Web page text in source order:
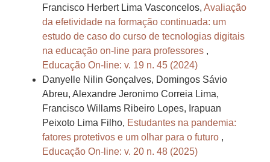
Francisco Herbert Lima Vasconcelos, Avaliação
da efetividade na formação continuada: um
estudo de caso do curso de tecnologias digitais
na educação on-line para professores ,
Educação On-line: v. 19 n. 45 (2024)
Danyelle Nilin Gonçalves, Domingos Sávio
Abreu, Alexandre Jeronimo Correia Lima,
Francisco Willams Ribeiro Lopes, Irapuan
Peixoto Lima Filho, Estudantes na pandemia:
fatores protetivos e um olhar para o futuro ,
Educação On-line: v. 20 n. 48 (2025)